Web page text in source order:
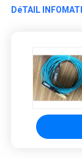
DéTAIL